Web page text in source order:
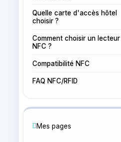
Quelle carte d'accès hôtel
choisir ?
Comment choisir un lecteur
NFC ?
Compatibilité NFC
FAQ NFC/RFID
Mes pages